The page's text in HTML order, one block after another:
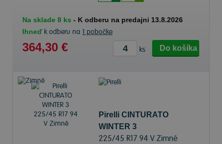
Na sklade 8 ks - K odberu na predajni 13.8.2026
Ihneď k odberu na 1 pobočke
364,30 € ks Do košíka
Pirelli CINTURATO
WINTER 3
225/45 R17 94 V Zimné